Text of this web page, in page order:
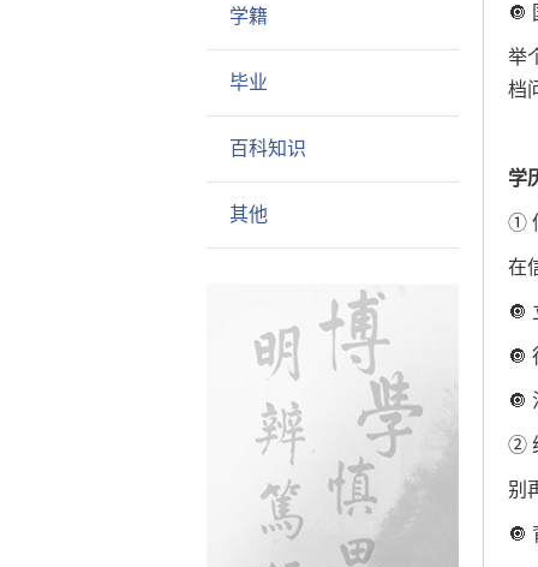
学籍
毕业
百科知识
其他
🔘
举
档
学
①
在
🔘
🔘
🔘
②
别
🔘